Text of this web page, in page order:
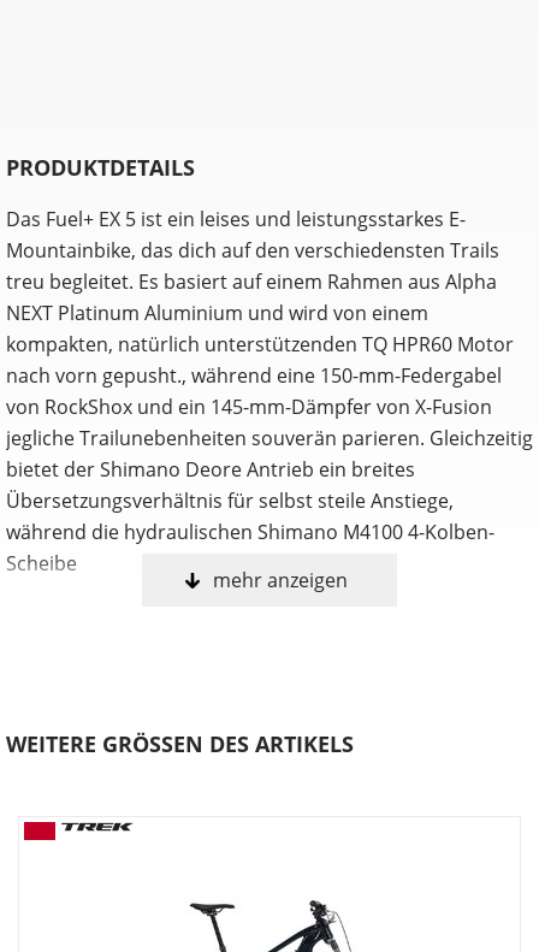
PRODUKTDETAILS
Das Fuel+ EX 5 ist ein leises und leistungsstarkes E-
Mountainbike, das dich auf den verschiedensten Trails
treu begleitet. Es basiert auf einem Rahmen aus Alpha
NEXT Platinum Aluminium und wird von einem
kompakten, natürlich unterstützenden TQ HPR60 Motor
nach vorn gepusht., während eine 150-mm-Federgabel
von RockShox und ein 145-mm-Dämpfer von X-Fusion
jegliche Trailunebenheiten souverän parieren. Gleichzeitig
bietet der Shimano Deore Antrieb ein breites
Übersetzungsverhältnis für selbst steile Anstiege,
während die hydraulischen Shimano M4100 4-Kolben-
Scheibe
die Allrounder-Fähigkeiten des EX, die agile Verspieltheit
Möchtest du mehr Durchschlagwiderstand bei
unverändertem Ansprechverhalten auf kleine Stöße?
mehr anzeigen
WEITERE GRÖSSEN DES ARTIKELS